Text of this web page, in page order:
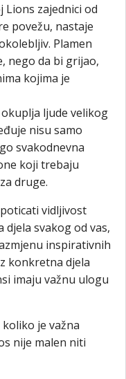
zajednici od
povežu, nastaje
Plamen
nego da bi grijao,
kojima je
ljude velikog
nisu samo
svakodnevna
koji trebaju
druge.
vidljivost
svakog od vas,
inspirativnih
konkretna djela
imaju važnu ulogu
je važna
nije malen niti